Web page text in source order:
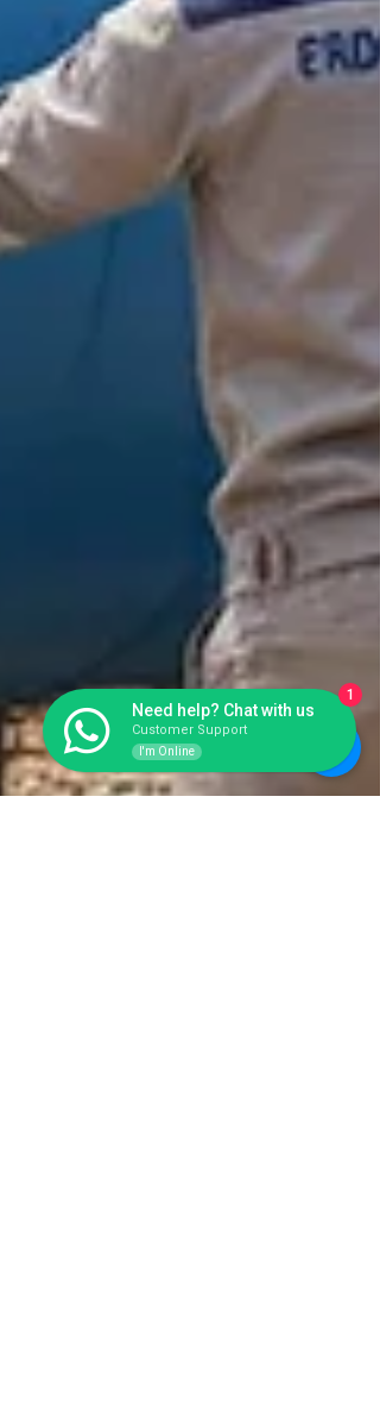
Need help? Chat with us
Customer Support
I'm Online
1